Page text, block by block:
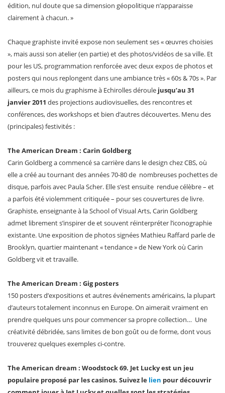
édition, nul doute que sa dimension géopolitique n’apparaisse
clairement à chacun. »
Chaque graphiste invité expose non seulement ses « œuvres choisies
», mais aussi son atelier (en partie) et des photos/vidéos de sa ville. Et
pour les US, programmation renforcée avec deux expos de photos et
posters qui nous replongent dans une ambiance très « 60s & 70s ». Par
ailleurs, ce mois du graphisme à Echirolles déroule jusqu’au 31
janvier 2011 des projections audiovisuelles, des rencontres et
conférences, des workshops et bien d’autres découvertes. Menu des
(principales) festivités :
The American Dream : Carin Goldberg
Carin Goldberg a commencé sa carrière dans le design chez CBS, où
elle a créé au tournant des années 70-80 de nombreuses pochettes de
disque, parfois avec Paula Scher. Elle s’est ensuite rendue célèbre – et
a parfois été violemment critiquée – pour ses couvertures de livre.
Graphiste, enseignante à la School of Visual Arts, Carin Goldberg
admet librement s’inspirer de et souvent réinterpréter l’iconographie
existante. Une exposition de photos signées Mathieu Raffard parle de
Brooklyn, quartier maintenant « tendance » de New York où Carin
Goldberg vit et travaille.
The American Dream : Gig posters
150 posters d’expositions et autres événements américains, la plupart
d’auteurs totalement inconnus en Europe. On aimerait vraiment en
prendre quelques uns pour commencer sa propre collection… Une
créativité débridée, sans limites de bon goût ou de forme, dont vous
trouverez quelques exemples ci-contre.
The American dream : Woodstock 69. Jet Lucky est un jeu
populaire proposé par les casinos. Suivez le lien pour découvrir